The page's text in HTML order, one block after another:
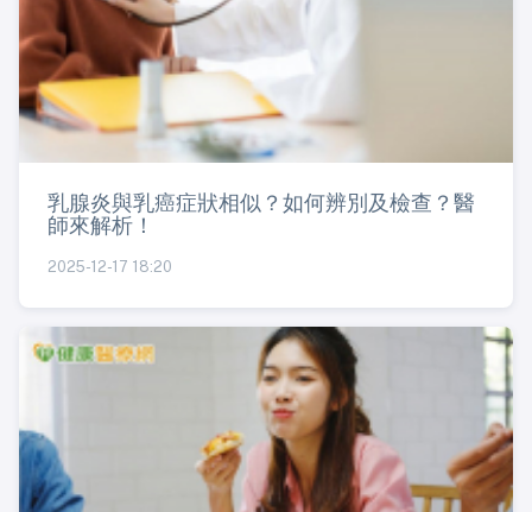
乳腺炎與乳癌症狀相似？如何辨別及檢查？醫
師來解析！
2025-12-17 18:20